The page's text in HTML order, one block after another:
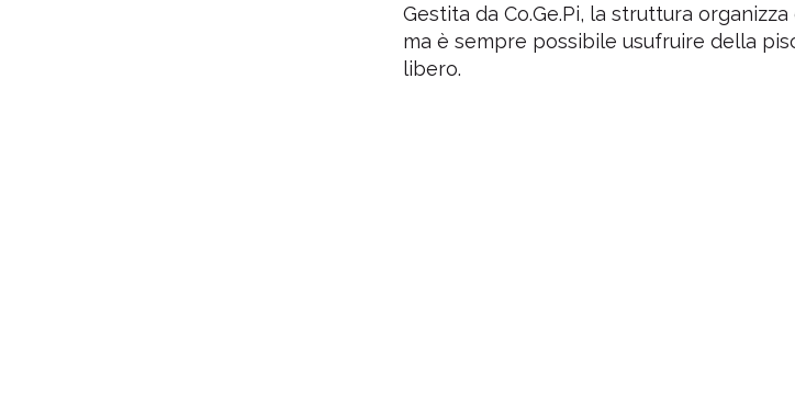
Gestita da Co.Ge.Pi, la struttura
ma è sempre possibile usufruire della
libero.